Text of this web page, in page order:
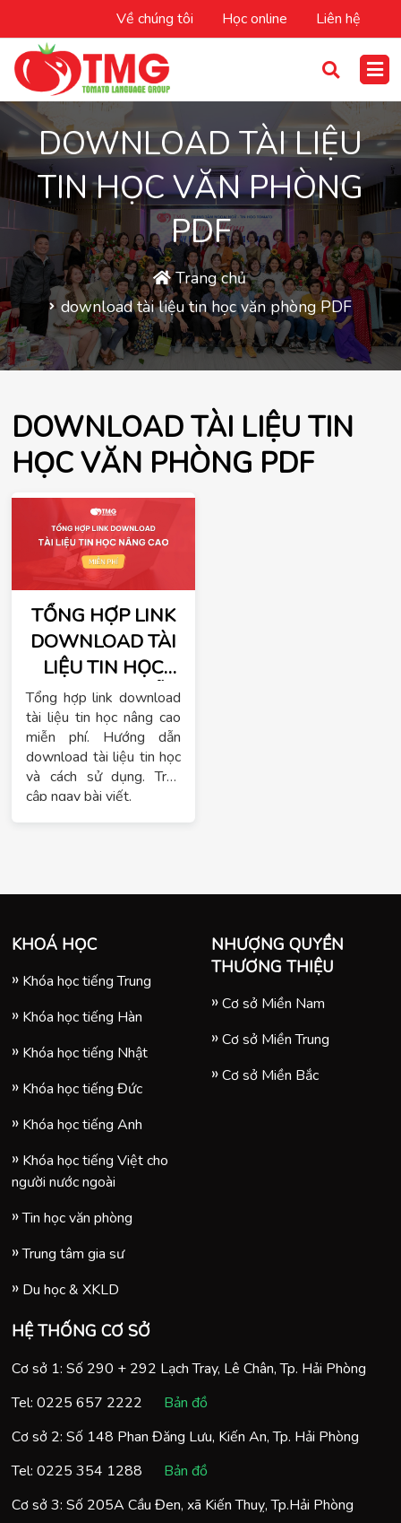
Về chúng tôi Học online Liên hệ
DOWNLOAD TÀI LIỆU
TIN HỌC VĂN PHÒNG
PDF
Trang chủ
download tài liệu tin học văn phòng PDF
DOWNLOAD TÀI LIỆU TIN
HỌC VĂN PHÒNG PDF
TỔNG HỢP LINK
DOWNLOAD TÀI
LIỆU TIN HỌC
NÂNG CAO MIỄN
PHÍ
Tổng hợp link download
tài liệu tin học nâng cao
miễn phí. Hướng dẫn
download tài liệu tin học
và cách sử dụng. Truy
cập ngay bài viết.
KHOÁ HỌC
Khóa học tiếng Trung
Khóa học tiếng Hàn
Khóa học tiếng Nhật
Khóa học tiếng Đức
Khóa học tiếng Anh
Khóa học tiếng Việt cho
người nước ngoài
Tin học văn phòng
Trung tâm gia sư
Du học & XKLD
NHƯỢNG QUYỀN
THƯƠNG THIỆU
Cơ sở Miền Nam
Cơ sở Miền Trung
Cơ sở Miền Bắc
HỆ THỐNG CƠ SỞ
Cơ sở 1: Số 290 + 292 Lạch Tray, Lê Chân, Tp. Hải Phòng
Tel: 0225 657 2222
Bản đồ
Cơ sở 2: Số 148 Phan Đăng Lưu, Kiến An, Tp. Hải Phòng
Tel: 0225 354 1288
Bản đồ
Cơ sở 3: Số 205A Cầu Đen, xã Kiến Thuỵ, Tp.Hải Phòng